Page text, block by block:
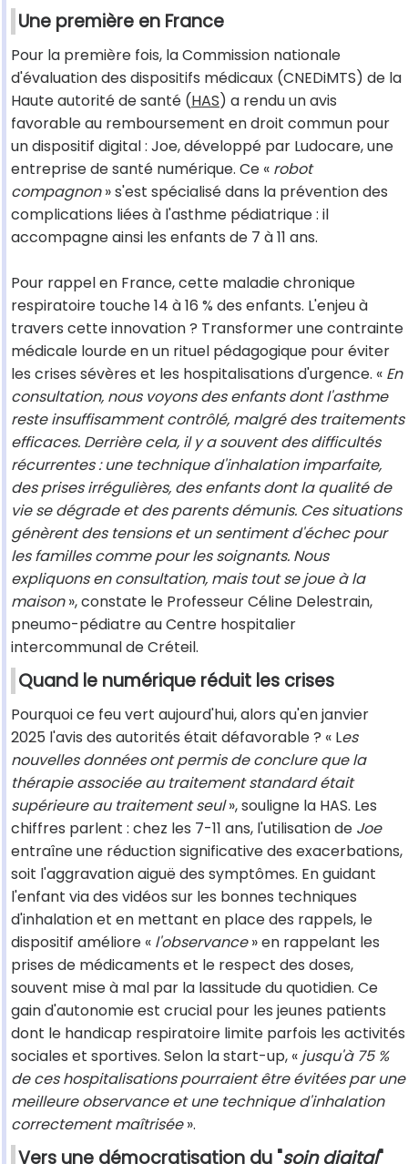
Une première en France
Pour la première fois, la Commission nationale
d'évaluation des dispositifs médicaux (CNEDiMTS) de la
Haute autorité de santé (HAS) a rendu un avis
favorable au remboursement en droit commun pour
un dispositif digital : Joe, développé par Ludocare, une
entreprise de santé numérique. Ce « robot
compagnon» s'est spécialisé dans la prévention des
complications liées à l'asthme pédiatrique : il
accompagne ainsi les enfants de 7 à 11 ans.
Pour rappel en France, cette maladie chronique
respiratoire touche 14 à 16 % des enfants. L'enjeu à
travers cette innovation ? Transformer une contrainte
médicale lourde en un rituel pédagogique pour éviter
les crises sévères et les hospitalisations d'urgence. « En
consultation, nous voyons des enfants dont l'asthme
reste insuffisamment contrôlé, malgré des traitements
efficaces. Derrière cela, il y a souvent des difficultés
récurrentes : une technique d'inhalation imparfaite,
des prises irrégulières, des enfants dont la qualité de
vie se dégrade et des parents démunis. Ces situations
génèrent des tensions et un sentiment d'échec pour
les familles comme pour les soignants. Nous
expliquons en consultation, mais tout se joue à la
maison», constate le Professeur Céline Delestrain,
pneumo-pédiatre au Centre hospitalier
intercommunal de Créteil.
Quand le numérique réduit les crises
Pourquoi ce feu vert aujourd'hui, alors qu'en janvier
2025 l'avis des autorités était défavorable ? « Les
nouvelles données ont permis de conclure que la
thérapie associée au traitement standard était
supérieure au traitement seul», souligne la HAS. Les
chiffres parlent : chez les 7-11 ans, l'utilisation de Joe
entraîne une réduction significative des exacerbations,
soit l'aggravation aiguë des symptômes. En guidant
l'enfant via des vidéos sur les bonnes techniques
d'inhalation et en mettant en place des rappels, le
dispositif améliore « l'observance» en rappelant les
prises de médicaments et le respect des doses,
souvent mise à mal par la lassitude du quotidien. Ce
gain d'autonomie est crucial pour les jeunes patients
dont le handicap respiratoire limite parfois les activités
sociales et sportives. Selon la start-up, « jusqu'à 75 %
de ces hospitalisations pourraient être évitées par une
meilleure observance et une technique d'inhalation
correctement maîtrisée».
Vers une démocratisation du "soin digital"